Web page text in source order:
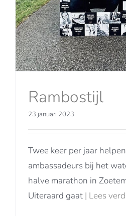
Rambostijl
23 januari 2023
Twee keer per jaar
ambassadeurs bij het
halve marathon in
Uiteraard gaat | Lees